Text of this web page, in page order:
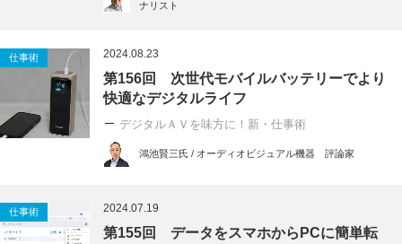
ナリスト
仕事術 2024.08.23
第156回 次世代モバイルバッテリーでより
快適なデジタルライフ
デジタルＡＶを味方に！新・仕事術
鴻池賢三氏 / オーディオビジュアル機器 評論家
仕事術 2024.07.19
第155回 データをスマホからPCに簡単転